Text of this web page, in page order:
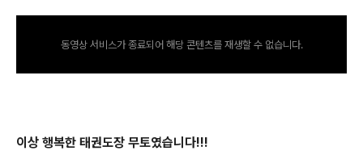
동영상 서비스가 종료되어 해당 콘텐츠를 재생할 수 없습니다.
이상 행복한 태권도장 무토였습니다!!!